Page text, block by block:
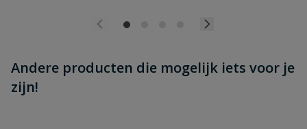
Andere producten die mogelijk iets voor je
zijn!